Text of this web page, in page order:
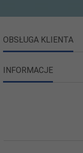
OBSŁUGA KLIENTA
INFORMACJE